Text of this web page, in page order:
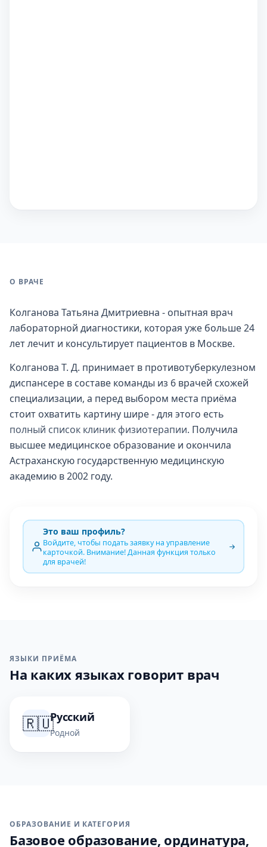
О ВРАЧЕ
Колганова Татьяна Дмитриевна - опытная врач
лабораторной диагностики, которая уже больше 24
лет лечит и консультирует пациентов в Москве.
Колганова Т. Д. принимает в противотуберкулезном
диспансере в составе команды из 6 врачей схожей
специализации, а перед выбором места приёма
стоит охватить картину шире - для этого есть
полный список клиник физиотерапии. Получила
высшее медицинское образование и окончила
Астраханскую государственную медицинскую
академию в 2002 году.
Это ваш профиль?
Войдите, чтобы подать заявку на управление
карточкой. Внимание! Данная функция только
для врачей!
ЯЗЫКИ ПРИЁМА
На каких языках говорит врач
🇷🇺Русский
Родной
ОБРАЗОВАНИЕ И КАТЕГОРИЯ
Базовое образование, ординатура,